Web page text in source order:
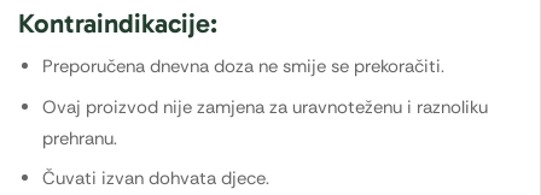
Kontraindikacije:
Preporučena dnevna doza ne smije se prekoračiti.
Ovaj proizvod nije zamjena za uravnoteženu i raznoliku
prehranu.
Čuvati izvan dohvata djece.